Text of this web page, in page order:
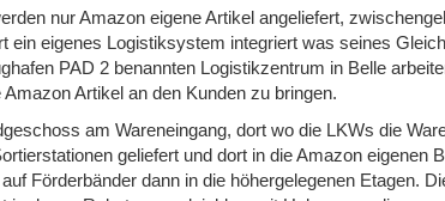
nur Amazon eigene Artikel angeliefert,
ein eigenes Logistiksystem integriert was seines
PAD 2 benannten Logistikzentrum in Belle
Artikel an den Kunden zu bringen.
am Wareneingang, dort wo die LKWs die
geliefert und dort in die Amazon eigenen
Förderbänder dann in die höhergelegenen Etagen.